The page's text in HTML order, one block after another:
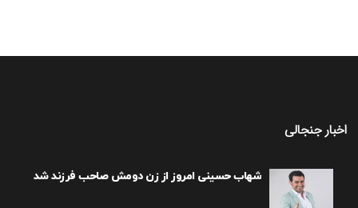
اخبار جنجالی
شهاب حسینی امروز از زن دومش صاحب فرزند شد